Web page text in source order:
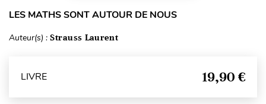
LES MATHS SONT AUTOUR DE NOUS
Auteur(s) : Strauss Laurent
LIVRE 19,90 €